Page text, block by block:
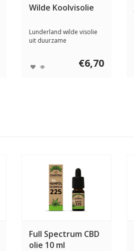
Wilde Koolvisolie
Lunderland wilde visolie
uit duurzame
€6,70
Full Spectrum CBD
olie 10 ml